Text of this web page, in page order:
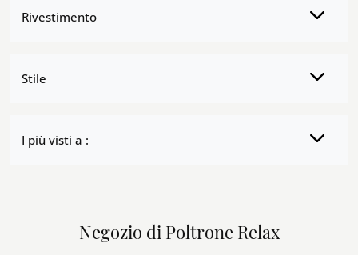
Rivestimento
Stile
I più visti a :
Negozio di Poltrone Relax